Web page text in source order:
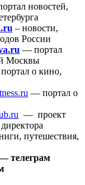
новостей,
– новости,
России
— портал
Москвы
о кино,
— портал о
— проект
путешествия,
телеграм